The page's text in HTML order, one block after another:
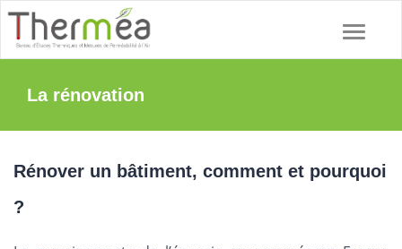
La rénovation
Rénover un bâtiment, comment et pourquoi
?